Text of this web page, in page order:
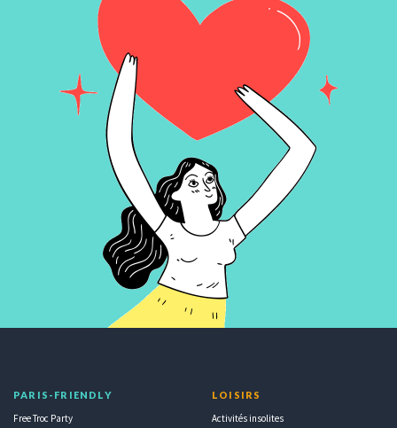
PARIS-FRIENDLY
Free Troc Party
LOISIRS
Activités insolites